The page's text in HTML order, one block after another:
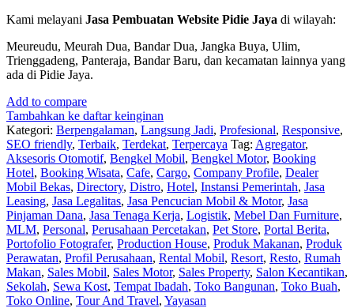
Kami melayani Jasa Pembuatan Website Pidie Jaya di wilayah:
Meureudu, Meurah Dua, Bandar Dua, Jangka Buya, Ulim,
Trienggadeng, Panteraja, Bandar Baru, dan kecamatan lainnya yang
ada di Pidie Jaya.
Add to compare
Tambahkan ke daftar keinginan
Kategori: Berpengalaman, Langsung Jadi, Profesional, Responsive,
SEO friendly, Terbaik, Terdekat, Terpercaya Tag: Agregator,
Aksesoris Otomotif, Bengkel Mobil, Bengkel Motor, Booking
Hotel, Booking Wisata, Cafe, Cargo, Company Profile, Dealer
Mobil Bekas, Directory, Distro, Hotel, Instansi Pemerintah, Jasa
Leasing, Jasa Legalitas, Jasa Pencucian Mobil & Motor, Jasa
Pinjaman Dana, Jasa Tenaga Kerja, Logistik, Mebel Dan Furniture,
MLM, Personal, Perusahaan Percetakan, Pet Store, Portal Berita,
Portofolio Fotografer, Production House, Produk Makanan, Produk
Perawatan, Profil Perusahaan, Rental Mobil, Resort, Resto, Rumah
Makan, Sales Mobil, Sales Motor, Sales Property, Salon Kecantikan,
Sekolah, Sewa Kost, Tempat Ibadah, Toko Bangunan, Toko Buah,
Toko Online, Tour And Travel, Yayasan